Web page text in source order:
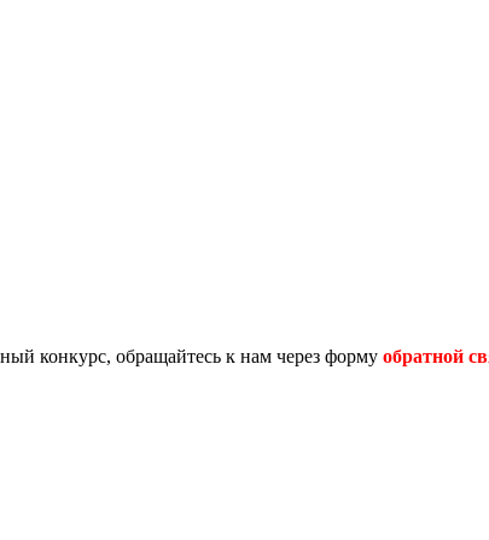
конкурс, обращайтесь к нам через форму обратной